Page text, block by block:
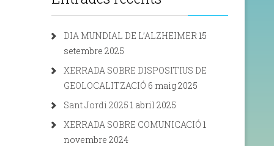
DIA MUNDIAL DE L’ALZHEIMER15
setembre 2025
XERRADA SOBRE DISPOSITIUS DE
GEOLOCALITZACIÓ 6 maig 2025
Sant Jordi 2025 1 abril 2025
XERRADA SOBRE COMUNICACIÓ 1
novembre 2024